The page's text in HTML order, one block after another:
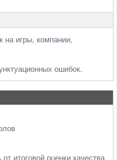
на игры, компании,
ошибок.
итоговой оценки качества